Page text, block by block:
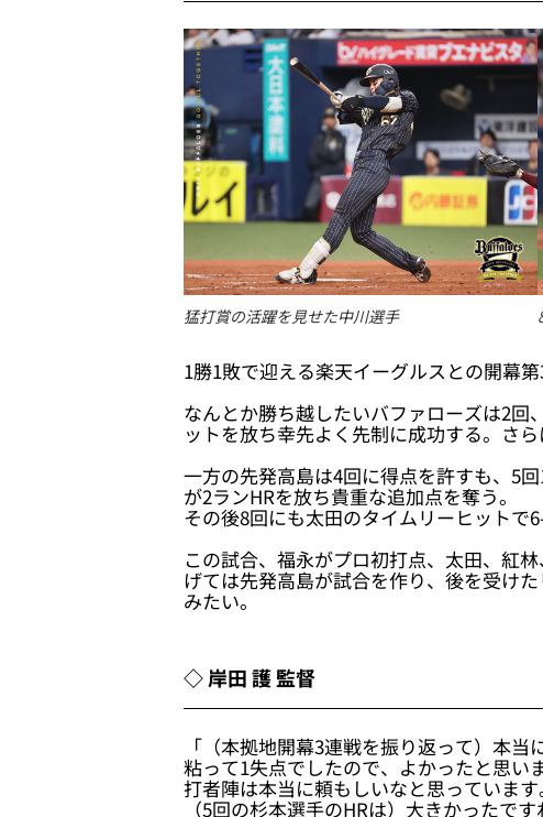
猛打賞の活躍を見せた中川選手
1勝1敗で迎える楽天イーグルスとの開幕第
なんとか勝ち越したいバファローズは2
ットを放ち幸先よく先制に成功する。さ
一方の先発高島は4回に得点を許すも、5
が2ランHRを放ち貴重な追加点を奪う。
その後8回にも太田のタイムリーヒットで
この試合、福永がプロ初打点、太田、紅
げては先発高島が試合を作り、後を受け
みたい。
◇ 岸田 護 監督
「（本拠地開幕3連戦を振り返って）本
粘って1失点でしたので、よかったと思いま
打者陣は本当に頼もしいなと思っていま
（5回の杉本選手のHRは）大きかったで